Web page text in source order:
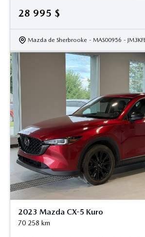
28 995 $
Mazda de Sherbrooke - MAS00956 -
2023 Mazda CX-5 Kuro
70 258 km